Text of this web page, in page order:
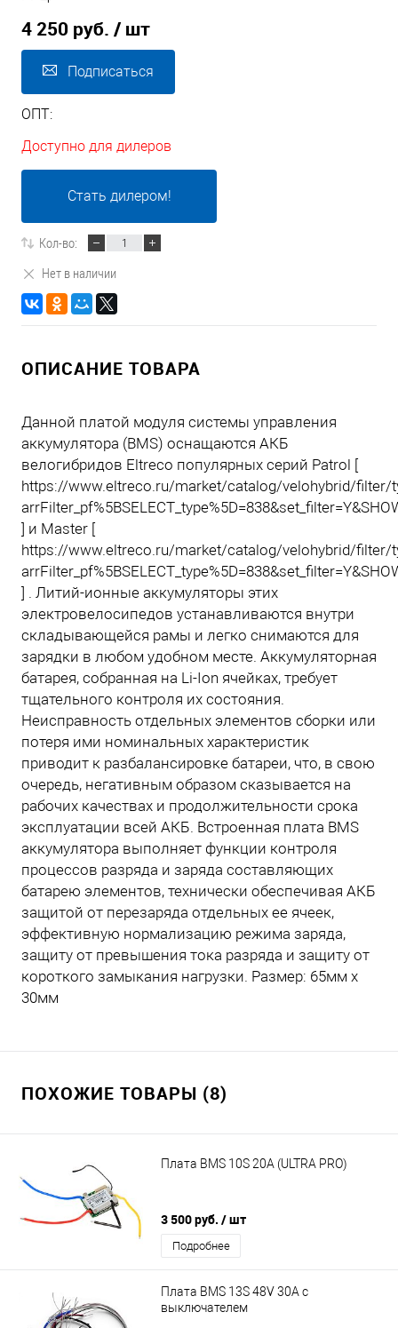
4 250 руб. / шт
Подписаться
ОПТ:
Доступно для дилеров
Стать дилером!
Кол-во:
Нет в наличии
ОПИСАНИЕ ТОВАРА
Данной платой модуля системы управления
аккумулятора (BMS) оснащаются АКБ
велогибридов Eltreco популярных серий Patrol [
https://www.eltreco.ru/market/catalog/velohybrid/filter/
] и Master [
https://www.eltreco.ru/market/catalog/velohybrid/filter/
] . Литий-ионные аккумуляторы этих
электровелосипедов устанавливаются внутри
складывающейся рамы и легко снимаются для
зарядки в любом удобном месте. Аккумуляторная
батарея, собранная на Li-Ion ячейках, требует
тщательного контроля их состояния.
Неисправность отдельных элементов сборки или
потеря ими номинальных характеристик
приводит к разбалансировке батареи, что, в свою
очередь, негативным образом сказывается на
рабочих качествах и продолжительности срока
эксплуатации всей АКБ. Встроенная плата BMS
аккумулятора выполняет функции контроля
процессов разряда и заряда составляющих
батарею элементов, технически обеспечивая АКБ
защитой от перезаряда отдельных ее ячеек,
эффективную нормализацию режима заряда,
защиту от превышения тока разряда и защиту от
короткого замыкания нагрузки. Размер: 65мм x
30мм
ПОХОЖИЕ ТОВАРЫ (8)
Плата BMS 10S 20A (ULTRA PRO)
3 500 руб. / шт
Подробнее
Плата BMS 13S 48V 30A с
выключателем